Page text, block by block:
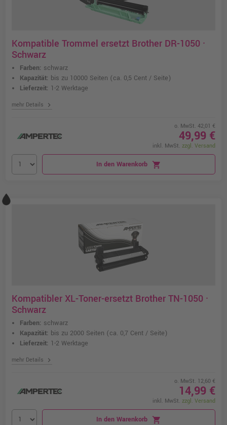
Kompatible Trommel ersetzt Brother DR-1050 ·
Schwarz
Farben: schwarz
Kapazität: bis zu 10000 Seiten (ca. 0,5 Cent / Seite)
Lieferzeit: 1-2 Werktage
mehr Details chevron_right
o. MwSt. 42,01 €
49,99 €
inkl. MwSt. zzgl. Versand
In den Warenkorb shopping_cart
Kompatibler XL-Toner-ersetzt Brother TN-1050 ·
Schwarz
Farben: schwarz
Kapazität: bis zu 2000 Seiten (ca. 0,7 Cent / Seite)
Lieferzeit: 1-2 Werktage
mehr Details chevron_right
o. MwSt. 12,60 €
14,99 €
inkl. MwSt. zzgl. Versand
In den Warenkorb shopping_cart